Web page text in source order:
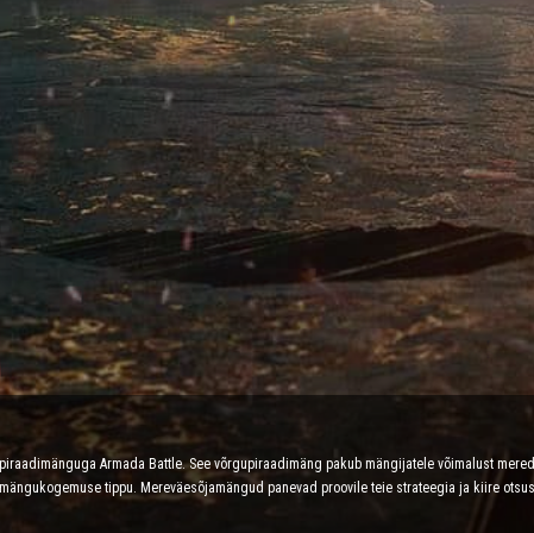
Armada Battle. See võrgupiraadimäng pakub mängijatele võimalust
tippu. Mereväesõjamängud panevad proovile teie strateegia ja kiire